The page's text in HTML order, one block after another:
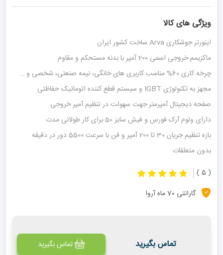
ویژگی های کالا
اینورتر جوشکاری Arva ساخت کشور ایران
ماکزیمم خروجی اسمی 200 آمپر با بدنه مستحکم و مقاوم
چرخه کاری 60% مناسب کاربری های خانگی، نیمه صنعتی، شخصی و ...
مجهز به تکنولوژی IGBT و سیستم قطع کننده اتوماتیک حفاظتی
صفحه دیجیتال آمپرمتر جهت سهولت در تنظیم آمپر خروجی
دارای ولوم آرک فورس و فیش سایز 50 برای کار طولانی مدت
بازه تنظیم جریان 30 تا 200 آمپر و فن با سرعت 5500 دور در دقیقه
بدون متعلقات
( 5 )
گارانتی 7۰ ماه آروا
تماس بگیرید تماس بگیرید